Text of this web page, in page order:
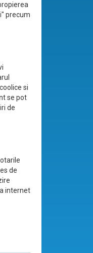
precum
si
se pot
de
de
internet